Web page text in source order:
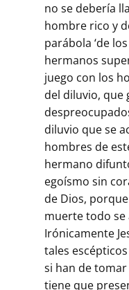
no se debería
hombre rico y
parábola ‘de
hermanos
juego con los
del diluvio, que
diluvio que se
hombres de
hermano
egoísmo sin
de Dios,
muerte todo se
Irónicamente
tales
si han de
tiene que